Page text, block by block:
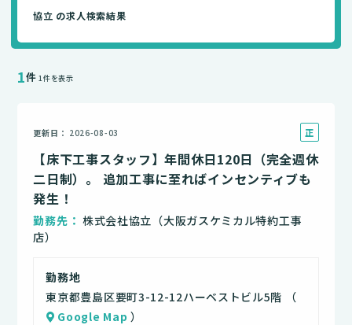
協立 の求人検索結果
1件 1件を表示
更新日 2026-08-03
正
員
【床下工事スタッフ】年間休日120日（完全週休
二日制）。 追加工事に至ればインセンティブも
発生！
勤務先
株式会社協立（大阪ガスケミカル特約工事
店）
勤務地
東京都豊島区要町3-12-12ハーベストビル5階 （
Google Map ）